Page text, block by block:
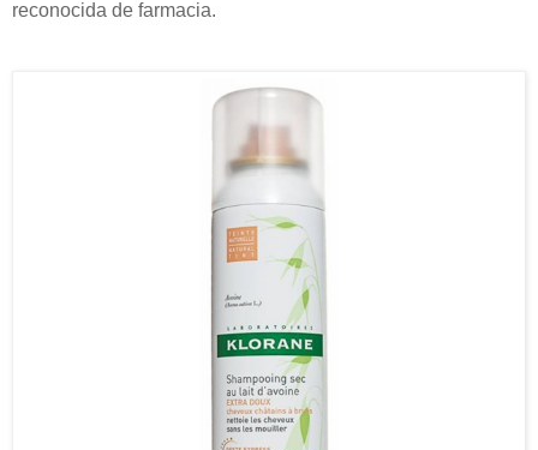
reconocida de farmacia.